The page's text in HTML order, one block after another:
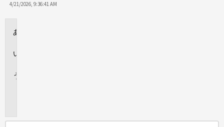
4/21/2026, 9:36:41 AM